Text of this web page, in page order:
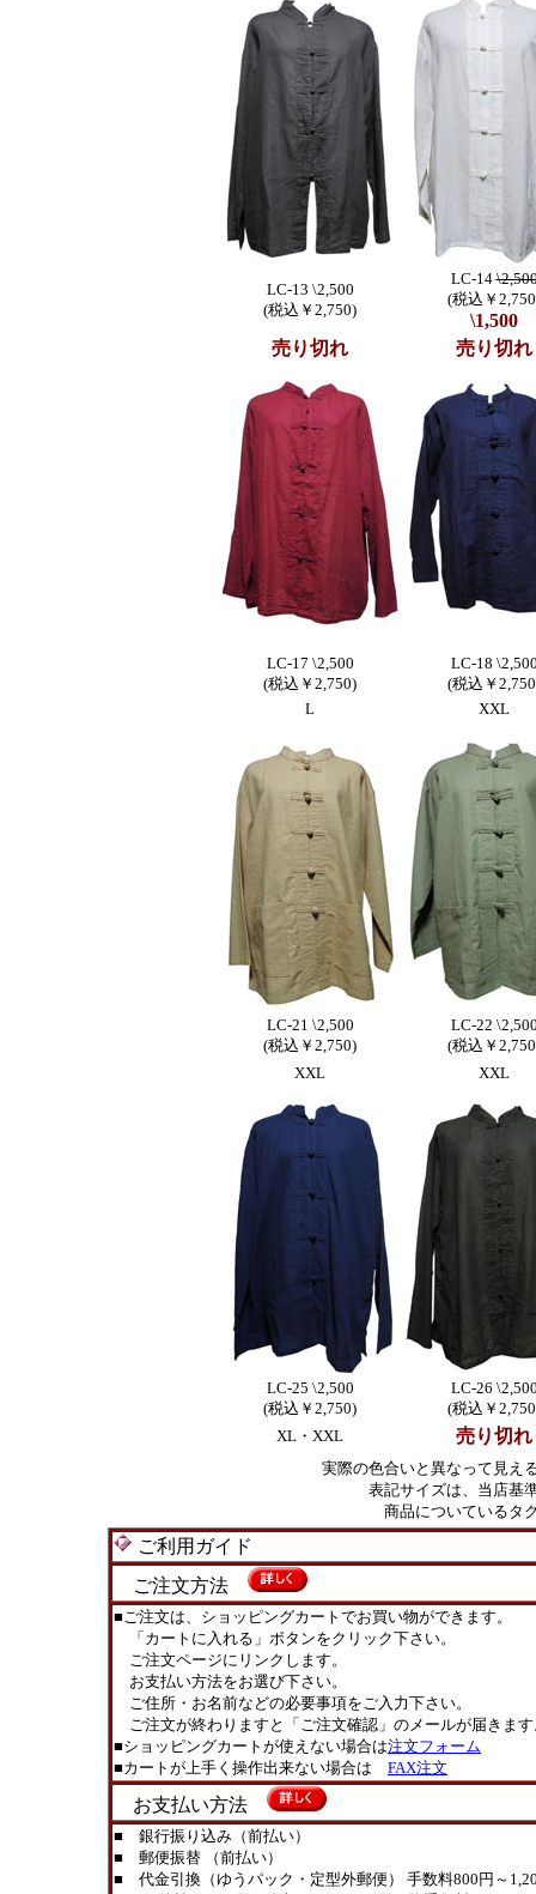
LC-13 \2,500
(税込￥2,750)
LC-14
(税込￥
\1,500
売り切れ
売り切れ
LC-17 \2,500
(税込￥2,750)
LC-18
(税込￥
L
XXL
LC-21 \2,500
(税込￥2,750)
LC-22
(税込￥
XXL
XXL
LC-25 \2,500
(税込￥2,750)
LC-26
(税込￥
XL・XXL
売り切れ
実際の色合いと異なって見え
表記サイズは、当店基
商品についているタ
ご利用ガイド
ご注文方法
■ご注文は、ショッピングカートでお買い物ができます。
「カートに入れる」ボタンをクリック下さい。
ご注文ページにリンクします。
お支払い方法をお選び下さい。
ご住所・お名前などの必要事項をご入力下さい。
ご注文が終わりますと「ご注文確認」のメールが届きま
■ショッピングカートが使えない場合は注文フォーム
■カートが上手く操作出来ない場合は FAX注文
お支払い方法
■ 銀行振り込み（前払い）
■ 郵便振替 （前払い）
■ 代金引換（ゆうパック・定型外郵便） 手数料800円～